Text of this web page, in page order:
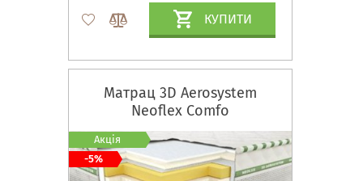
КУПИТИ
Матрац 3D Aerosystem
Neoflex Comfo
Акція
-5%